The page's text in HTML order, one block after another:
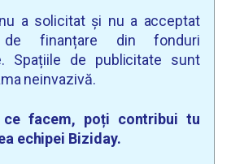
a solicitat și nu a acceptat
finanțare din fonduri
Spațiile de publicitate sunt
neinvazivă.
facem, poți contribui tu
echipei Biziday.